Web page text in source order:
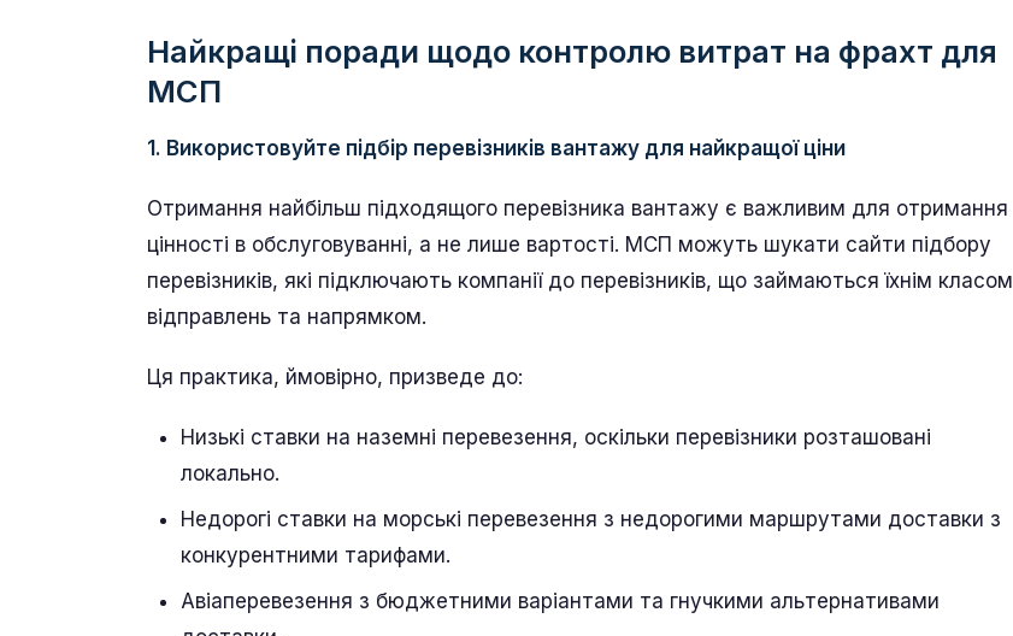
Найкращі поради щодо контролю витрат на фрахт для
МСП
1. Використовуйте підбір перевізників вантажу для найкращої ціни
Отримання найбільш підходящого перевізника вантажу є важливим для отримання
цінності в обслуговуванні, а не лише вартості. МСП можуть шукати сайти підбору
перевізників, які підключають компанії до перевізників, що займаються їхнім класом
відправлень та напрямком.
Ця практика, ймовірно, призведе до:
Низькі ставки на наземні перевезення, оскільки перевізники розташовані
локально.
Недорогі ставки на морські перевезення з недорогими маршрутами доставки з
конкурентними тарифами.
Авіаперевезення з бюджетними варіантами та гнучкими альтернативами